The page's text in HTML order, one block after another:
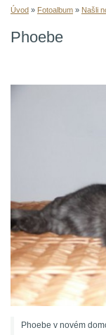
Úvod » Fotoalbum » Našli
Phoebe
Phoebe v novém